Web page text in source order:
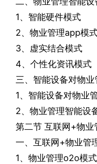
1、智能硬件模式
2、物业管理app模
3、虚实结合模式
4、个性化资讯模式
三、智能设备对物
1、智能设备对物业
2、物业管理智能设
第二节 互联网+物业
一、互联网+物业管
1、物业管理o2o模